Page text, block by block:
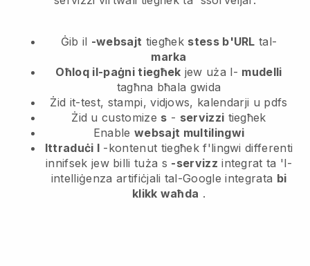
Ġib il -websajt tiegħek stess b'URL tal-
marka
Oħloq il-paġni tiegħek jew uża l- mudelli
tagħna bħala gwida
Żid it-test, stampi, vidjows, kalendarji u pdfs
Żid u customize s - servizzi tiegħek
Enablewebsajt multilingwi
Ittraduċi l -kontenut tiegħek f'lingwi differenti
innifsek jew billi tuża s -servizz integrat ta 'l-
intelliġenza artifiċjali tal-Google integrata bi
klikk waħda .